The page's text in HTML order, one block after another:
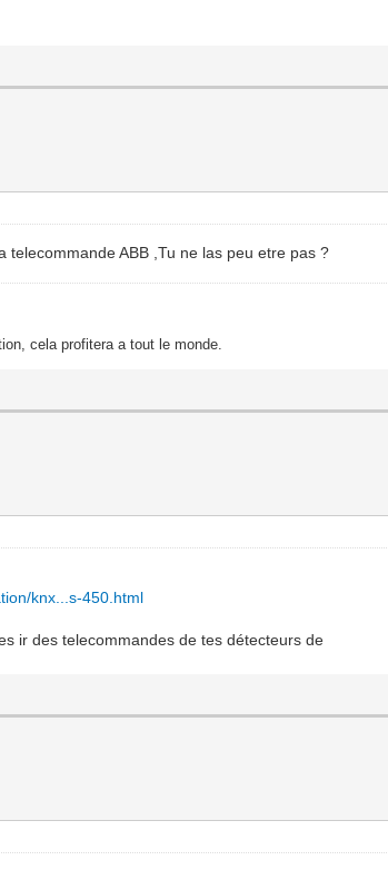
ABB ,Tu ne las peu etre pas ?
cela profitera a tout le monde.
knx...s-450.html
ir des telecommandes de tes détecteurs de